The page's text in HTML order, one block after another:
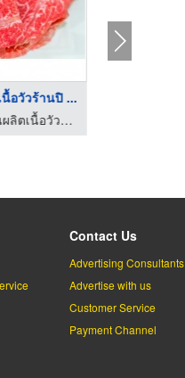
อวัวร้านปิ ...
โรงงานผลิตเนื้อวัวสด แช่แข็ง แปรรูป - มีนาฟู้ดส์
Contact Us
Advertising Consultants
Advertise with us
Customer Service
Payment Channel